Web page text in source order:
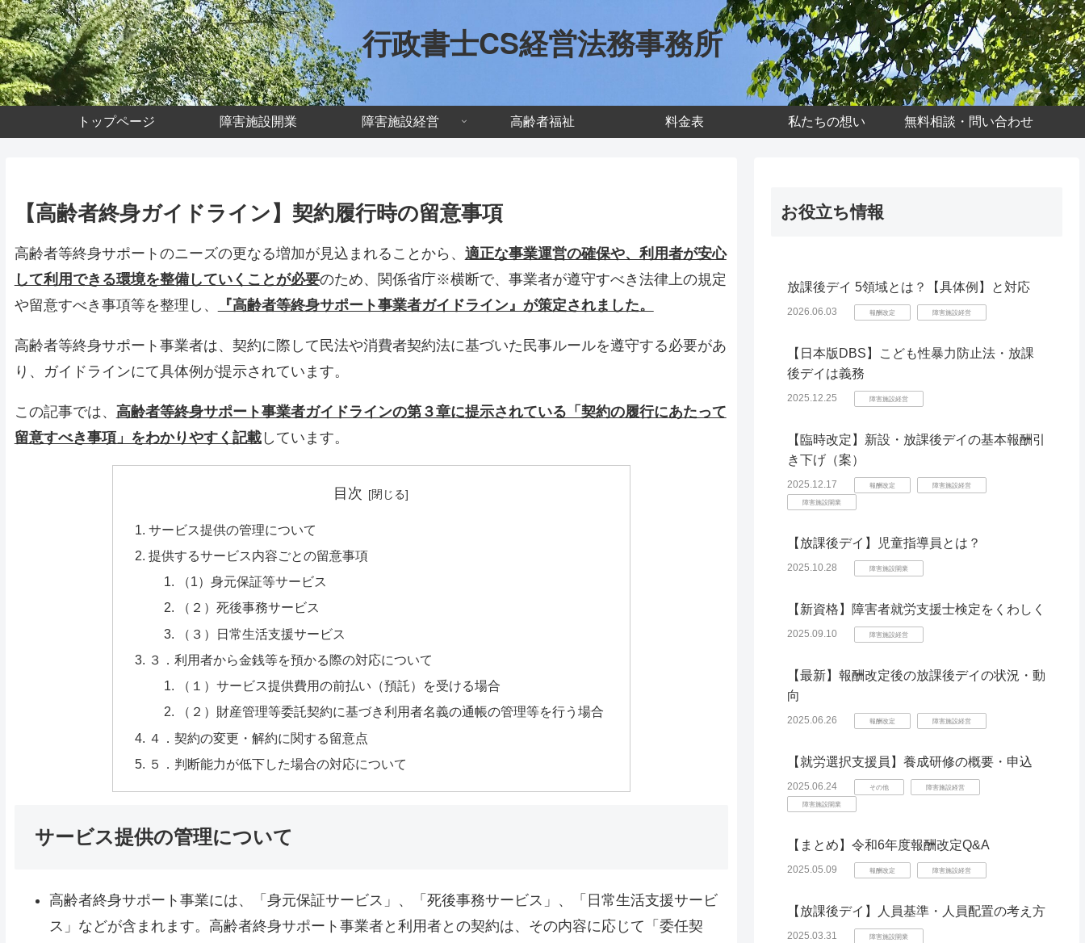
行政書士CS経営法務事務所
トップページ 障害施設開業 障害施設経営 高齢者福祉 料金表 私たちの想い 無料相談・問い合わせ
【高齢者終身ガイドライン】契約履行時の留意事項
高齢者等終身サポートのニーズの更なる増加が見込まれることから、 適正な事業運営の確保や、利用者が安心
して利用できる環境を整備していくことが必要のため、関係省庁※横断で、事業者が遵守すべき法律上の規定
や留意すべき事項等を整理し、
『高齢者等終身サポート事業者ガイドライン』が策定されました。
高齢者等終身サポート事業者は、契約に際して民法や消費者契約法に基づいた民事ルールを遵守する必要があ
り、ガイドラインにて具体例が提示されています。
この記事では、 高齢者等終身サポート事業者ガイドラインの第３章に提示されている「契約の履行にあたって
留意すべき事項」をわかりやすく記載しています。
目次
サービス提供の管理について
提供するサービス内容ごとの留意事項
（1）身元保証等サービス
（２）死後事務サービス
（３）日常生活支援サービス
３．利用者から金銭等を預かる際の対応について
（１）サービス提供費用の前払い（預託）を受ける場合
（２）財産管理等委託契約に基づき利用者名義の通帳の管理等を行う場合
４．契約の変更・解約に関する留意点
５．判断能力が低下した場合の対応について
サービス提供の管理について
高齢者終身サポート事業には、「身元保証サービス」、「死後事務サービス」、「日常生活支援サービ
ス」などが含まれます。高齢者終身サポート事業者と利用者との契約は、その内容に応じて「委任契
お役立ち情報
放課後デイ 5領域とは？【具体例】と対応
2026.06.03 報酬改定 障害施設経営
【日本版DBS】こども性暴力防止法・放課
後デイは義務
2025.12.25 障害施設経営
【臨時改定】新設・放課後デイの基本報酬引
き下げ（案）
2025.12.17 報酬改定 障害施設経営
障害施設開業
【放課後デイ】児童指導員とは？
2025.10.28 障害施設開業
【新資格】障害者就労支援士検定をくわしく
2025.09.10 障害施設経営
【最新】報酬改定後の放課後デイの状況・動
向
2025.06.26 報酬改定 障害施設経営
【就労選択支援員】養成研修の概要・申込
2025.06.24 その他 障害施設経営
障害施設開業
【まとめ】令和6年度報酬改定Q&A
2025.05.09 報酬改定 障害施設経営
【放課後デイ】人員基準・人員配置の考え方
2025.03.31 障害施設開業